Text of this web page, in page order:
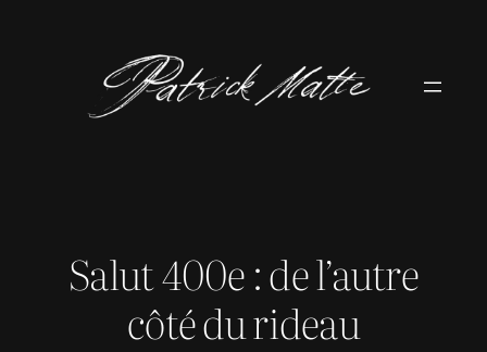
Salut 400e : de l’autre
côté du rideau